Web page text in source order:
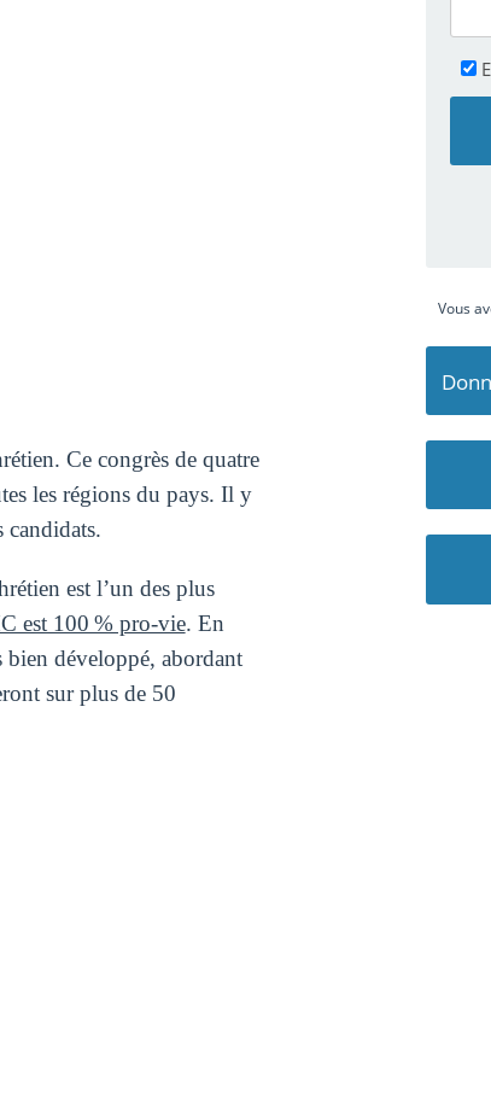
Ce congrès de quatre
les régions du pays. Il y
candidats.
est l’un des plus
est 100 % pro-vie. En
développé, abordant
sur plus de 50
Vous